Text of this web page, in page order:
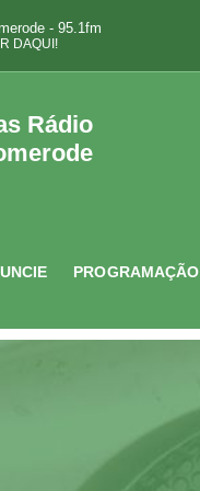
- 95.1fm
DAQUI!
Rádio
PROGRAMAÇÃO